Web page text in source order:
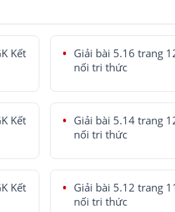
Kết
Giải bài 5.16 trang
nối tri thức
Kết
Giải bài 5.14 trang
nối tri thức
Kết
Giải bài 5.12 trang
nối tri thức